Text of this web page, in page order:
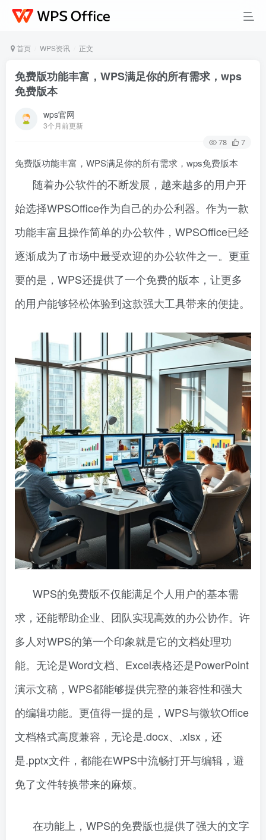
首页 WPS资讯 正文
免费版功能丰富，WPS满足你的所有需求，wps
免费版本
wps官网
3个月前更新
78 7
免费版功能丰富，WPS满足你的所有需求，wps免费版本
随着办公软件的不断发展，越来越多的用户开
始选择WPSOffice作为自己的办公利器。作为一款
功能丰富且操作简单的办公软件，WPSOffice已经
逐渐成为了市场中最受欢迎的办公软件之一。更重
要的是，WPS还提供了一个免费的版本，让更多
的用户能够轻松体验到这款强大工具带来的便捷。
WPS的免费版不仅能满足个人用户的基本需
求，还能帮助企业、团队实现高效的办公协作。许
多人对WPS的第一个印象就是它的文档处理功
能。无论是Word文档、Excel表格还是PowerPoint
演示文稿，WPS都能够提供完整的兼容性和强大
的编辑功能。更值得一提的是，WPS与微软Office
文档格式高度兼容，无论是.docx、.xlsx，还
是.pptx文件，都能在WPS中流畅打开与编辑，避
免了文件转换带来的麻烦。
在功能上，WPS的免费版也提供了强大的文字